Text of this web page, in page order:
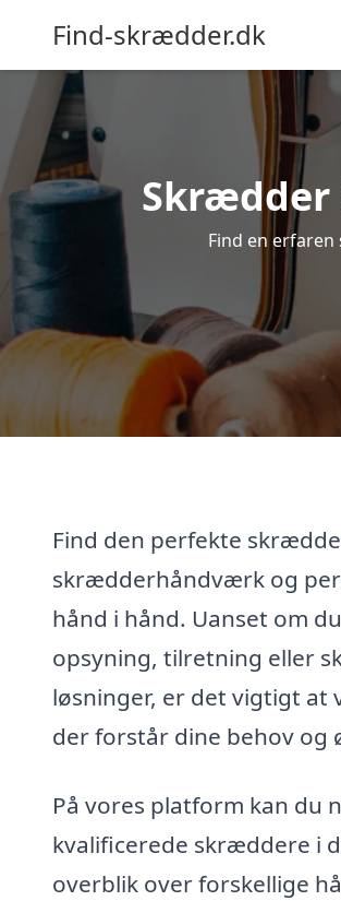
Find-skrædder.dk
Skrædder
Find en
Find den perfekte
skrædderhåndværk og
hånd i hånd. Uanset om
opsyning, tilretning eller
løsninger, er det vigtigt at
der forstår dine behov og
På vores platform kan du
kvalificerede skræddere i
overblik over forskellige